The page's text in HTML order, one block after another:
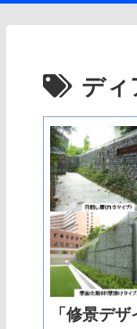
ディ
「修景デ